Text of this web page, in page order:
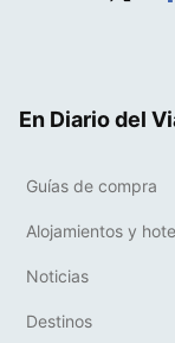
En Diario del
Guías de compra
Alojamientos y
Noticias
Destinos